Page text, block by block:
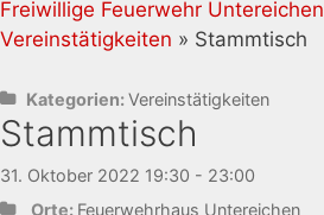
Freiwillige Feuerwehr Untereichen
Vereinstätigkeiten » Stammtisch
Kategorien:Vereinstätigkeiten
Stammtisch
31. Oktober 2022 19:30 - 23:00
Orte: Feuerwehrhaus Untereichen